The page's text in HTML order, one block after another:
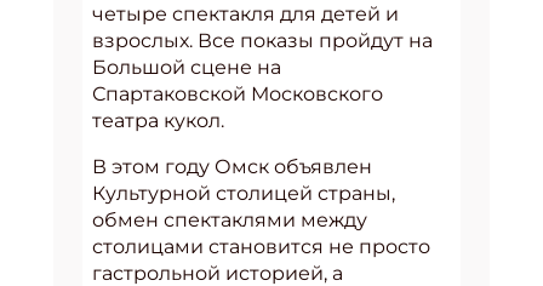
четыре спектакля для детей и
взрослых. Все показы пройдут на
Большой сцене на
Спартаковской Московского
театра кукол.
В этом году Омск объявлен
Культурной столицей страны,
обмен спектаклями между
столицами становится не просто
гастрольной историей, а